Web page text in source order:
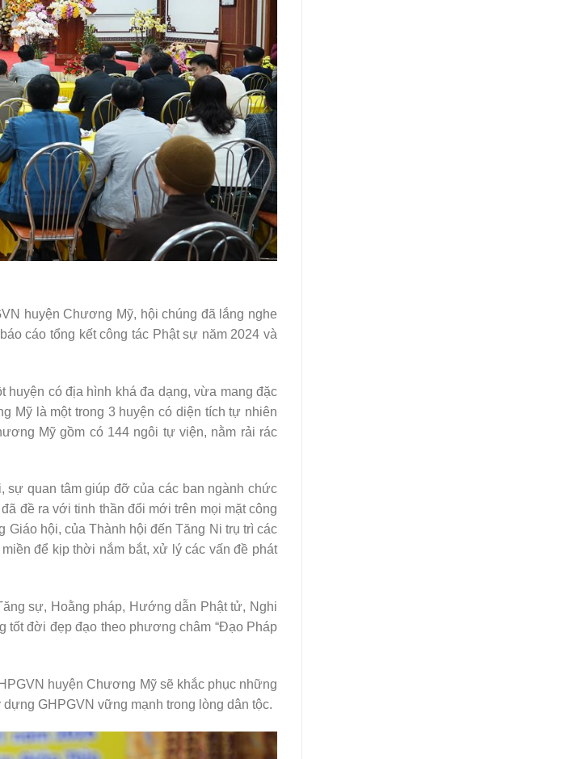
huyện Chương Mỹ, hội chúng đã lắng nghe
cáo tổng kết công tác Phật sự năm 2024 và
huyện có địa hình khá đa dạng, vừa mang đặc
Mỹ là một trong 3 huyện có diện tích tự nhiên
Mỹ gồm có 144 ngôi tự viện, nằm rải rác
quan tâm giúp đỡ của các ban ngành chức
đề ra với tinh thần đổi mới trên mọi mặt công
hội, của Thành hội đến Tăng Ni trụ trì các
để kịp thời nắm bắt, xử lý các vấn đề phát
sự, Hoằng pháp, Hướng dẫn Phật tử, Nghi
tốt đời đẹp đạo theo phương châm “Đạo Pháp
huyện Chương Mỹ sẽ khắc phục những
GHPGVN vững mạnh trong lòng dân tộc.